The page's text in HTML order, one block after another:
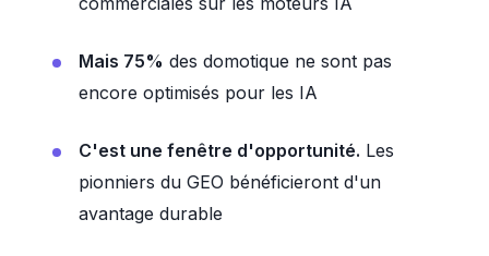
Mais 75% des domotique ne sont pas
encore optimisés pour les IA
C'est une fenêtre d'opportunité. Les
pionniers du GEO bénéficieront d'un
avantage durable